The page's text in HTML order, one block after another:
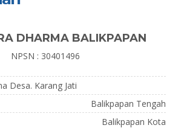
DHARMA BALIKPAPAN
NPSN : 30401496
Desa. Karang Jati
Balikpapan Tengah
Balikpapan Kota